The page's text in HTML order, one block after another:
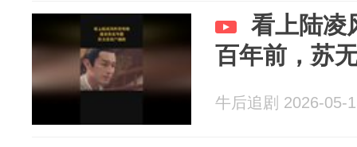
看上陆凌
百年前，苏
牛后追剧 2026-05-